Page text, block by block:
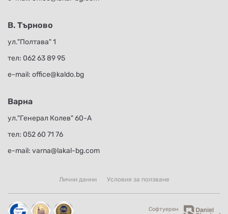
В. Търново
ул."Полтава" 1
тел: 062 63 89 95
е-mail: office@kaldo.bg
Варна
ул."Генерал Колев" 60-А
тел: 052 60 71 76
е-mail: varna@lakal-bg.com
Лични данни Условия за ползване
Софтуерен